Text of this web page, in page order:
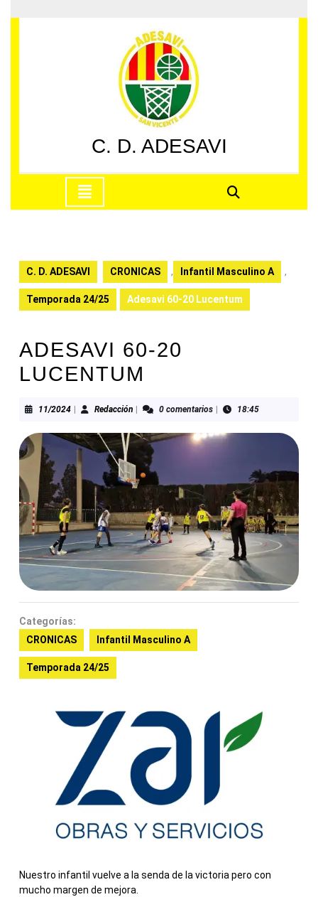
al
C. D. ADESAVI
apertura
C. D. ADESAVI CRONICAS , Infantil Masculino A ,
Temporada 24/25 Adesavi 60-20 Lucentum
ADESAVI 60-20
LUCENTUM
11/202411/2024RedacciónRedacción0 comentarios 18:45
Categorías:
CRONICAS
Infantil Masculino A
Temporada 24/25
Nuestro infantil vuelve a la senda de la victoria pero con
mucho margen de mejora.